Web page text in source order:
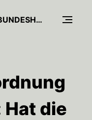
HEERGEHÖRT - DER BUNDESHEER-PODCAST
Hat die